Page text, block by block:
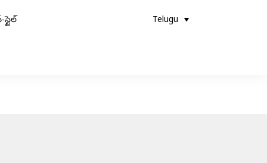
స్టైల్ Telugu